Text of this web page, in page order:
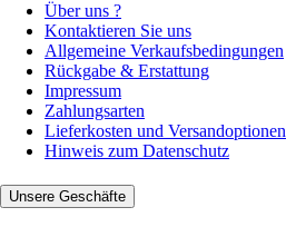
Über uns ?
Kontaktieren Sie uns
Allgemeine Verkaufsbedingungen
Rückgabe & Erstattung
Impressum
Zahlungsarten
Lieferkosten und Versandoptionen
Hinweis zum Datenschutz
Unsere Geschäfte